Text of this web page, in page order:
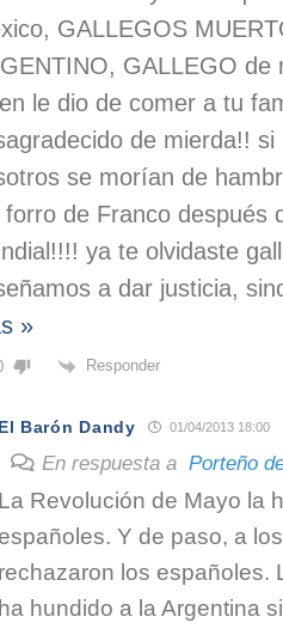
GALLEGOS
GALLEGO
le dio de comer a tu
de mierda!!
se morían de
forro de Franco después
ya te olvidaste
a dar justicia,
»
Responder
El Barón Dandy 01/04/2013 18:00
En respuesta a Porteño
La Revolución de Mayo la
españoles. Y de paso, a
rechazaron los españoles.
ha hundido a la Argentina